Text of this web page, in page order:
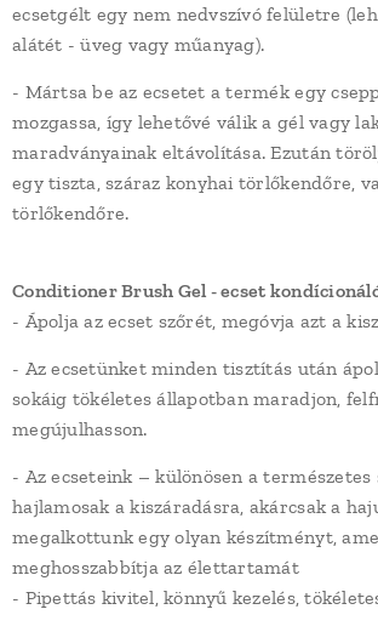
ecsetgélt egy nem nedvszívó felületre
alátét - üveg vagy műanyag).
- Mártsa be az ecsetet a termék egy
mozgassa, így lehetővé válik a gél vagy
maradványainak eltávolítása. Ezután
egy tiszta, száraz konyhai törlőkendőre,
törlőkendőre.
Conditioner Brush Gel - ecset
- Ápolja az ecset szőrét, megóvja azt a
- Az ecsetünket minden tisztítás után
sokáig tökéletes állapotban maradjon,
megújulhasson.
- Az ecseteink – különösen a természetes
hajlamosak a kiszáradásra, akárcsak a
megalkottunk egy olyan készítményt,
meghosszabbítja az élettartamát
- Pipettás kivitel, könnyű kezelés,